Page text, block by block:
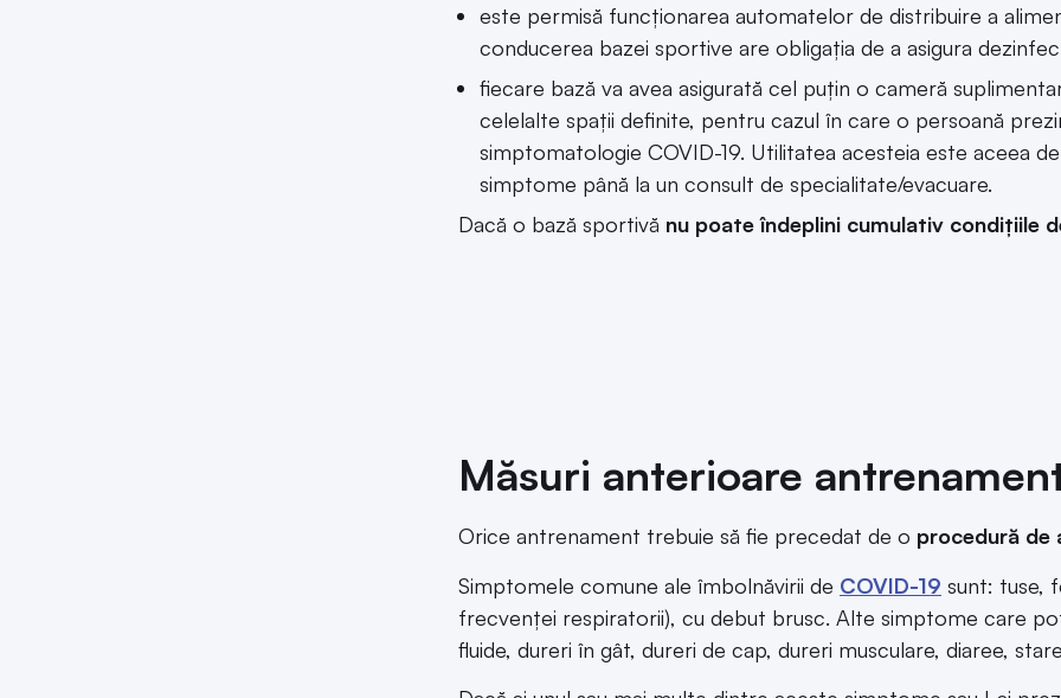
este permisă funcționarea automatelor de distribuire a
conducerea bazei sportive are obligația de a asigura
fiecare bază va avea asigurată cel puțin o cameră
celelalte spații definite, pentru cazul în care o persoană
simptomatologie COVID-19. Utilitatea acesteia este aceea
simptome până la un consult de specialitate/evacuare.
Dacă o bază sportivă nu poate îndeplini cumulativ condițiile
Măsuri anterioare
Orice antrenament trebuie să fie precedat de o procedură de
Simptomele comune ale îmbolnăvirii de COVID-19 sunt: tuse,
frecvenței respiratorii), cu debut brusc. Alte simptome care
fluide, dureri în gât, dureri de cap, dureri musculare, diaree,